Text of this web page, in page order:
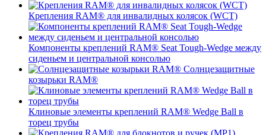
Крепления RAM® для инвалидных колясок (WCT)
Компоненты креплений RAM® Seat Tough-Wedge между
сиденьем и центральной консолью
Солнцезащитные
козырьки RAM®
Клиновые элементы креплений RAM® Wedge Ball в
торец трубы